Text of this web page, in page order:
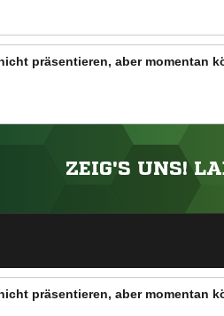
präsentieren, aber momentan
ZEIG'S UNS!
präsentieren, aber momentan